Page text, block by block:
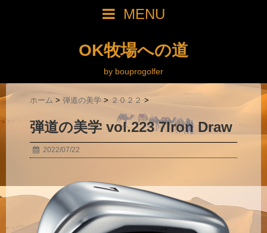
MENU
OK牧場への道
by bouprogolfer
ホーム > 弾道の美学 > ２０２２>
弾道の美学 vol.223 7Iron Draw
2022/07/22